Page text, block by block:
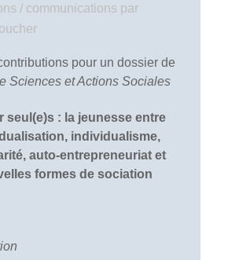
/ communications par
pour un dossier de
Sciences et Actions Sociales
seul(e)s : la jeunesse entre
individualisme,
auto-entrepreneuriat et
formes de sociation